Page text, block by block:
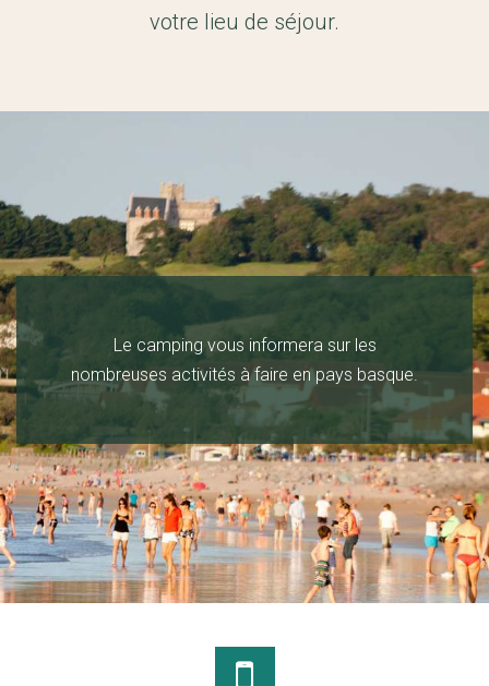
votre lieu de séjour.
Le camping vous informera sur les
nombreuses activités à faire en pays basque.